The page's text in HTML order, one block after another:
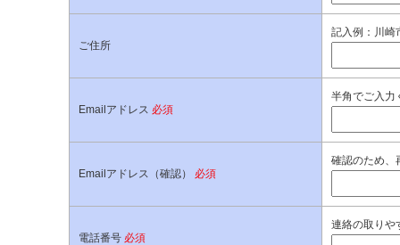
ご住所
記入例：川崎
Emailアドレス 必須
半角でご入力
Emailアドレス（確認） 必須
確認のため、
電話番号 必須
連絡の取りや